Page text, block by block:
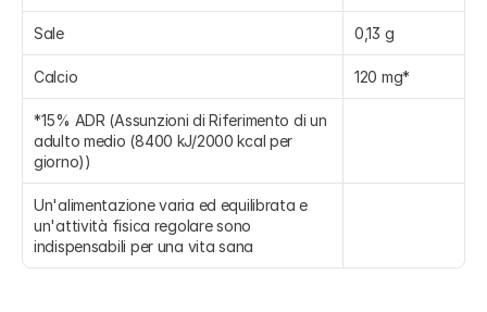
Sale 0,13 g
Calcio 120 mg*
*15% ADR (Assunzioni di Riferimento di un
adulto medio (8400 kJ/2000 kcal per
giorno))
Un'alimentazione varia ed equilibrata e
un'attività fisica regolare sono
indispensabili per una vita sana